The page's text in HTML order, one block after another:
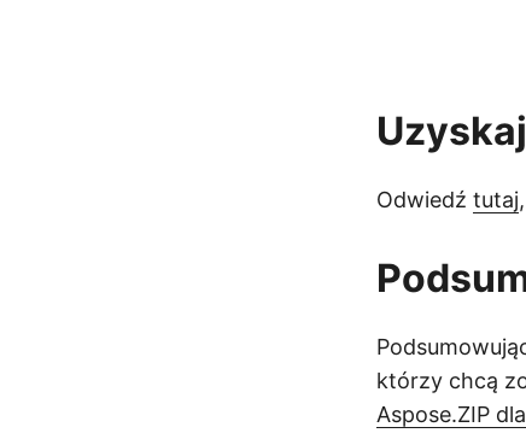
Odwiedź tutaj
którzy chcą
Aspose.ZIP